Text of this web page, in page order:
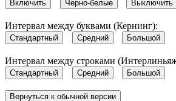
Включить Черно-белые Выключить
Интервал между буквами (Кернинг):
Стандартный Средний Большой
Интервал между строками
Стандартный Средний Большой
Вернуться к обычной версии